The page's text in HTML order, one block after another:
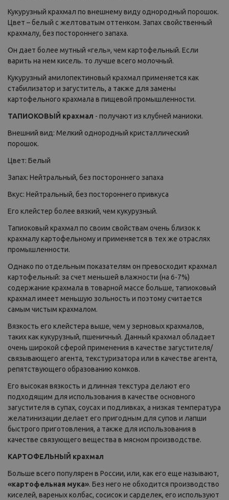
Кукурузный крахмал по внешнему виду однородный порошок.
Цвет – белый с желтоватым оттенком. Запах свойственный
крахмалу, без постороннего запаха.
Он дает более мутный «гель», чем картофельный. Если
варить на нем кисель. то лучше всего молочный.
Кукурузный амилопектиновый крахмал применяется как
стабилизатор и загуститель, а также для замены
картофельного крахмала в пищевой промышленности.
ТАПИОКОВЫЙ крахмал - получают из клубней маниоки.
Внешний вид: Мелкий однородный кристаллический
порошок.
Цвет: Белый
Запах: Нейтральный, без постороннего запаха
Вкус: Нейтральный, без постороннего привкуса
Его клейстер более вязкий, чем кукурузный.
Тапиоковый крахмал по своим свойствам очень близок к
крахмалу картофельному и применяется в тех же отраслях
промышленности.
Однако по отдельным показателям он превосходит крахмал
картофельный: за счет меньшей влажности (на 6-7%)
содержание крахмала в товарной массе больше, тапиоковый
крахмал имеет меньшую зольность и поэтому считается
самым чистым крахмалом.
Вязкость его клейстера выше, чем у зерновых крахмалов,
таких как кукурузный, пшеничный. Данный крахмал обладает
очень широкой сферой применения в качестве загустителя/
связывающего агента, текстуризатора или в качестве агента,
репятствующего образованию комков.
Его высокая вязкость и длинная текстура делают его
подходящим для использования в качестве основного
загустителя в супах, соусах и подливках, а низкая температура
желатинизации делает его пригодным для супов и лапши
быстрого приготовления, а также для использования в
качестве связующего вещества в мясном производстве.
КАРТОФЕЛЬНЫЙ крахмал
Больше всего популярен в России, или, как его еще называют,
«картофельная мука». Без него не обходится производство
киселей, вареных колбас, сосисок и сарделек, его используют